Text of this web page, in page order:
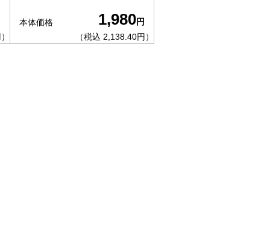
本体価格 1,980円
（税込 2,138.40円）